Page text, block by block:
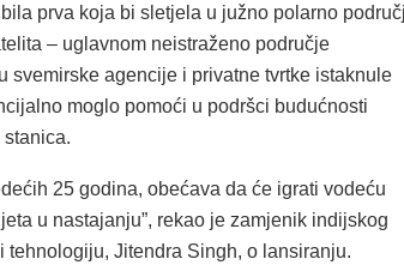
prva koja bi sletjela u južno polarno
– uglavnom neistraženo područje
svemirske agencije i privatne tvrtke istaknule
moglo pomoći u podršci budućnosti
25 godina, obećava da će igrati vodeću
u nastajanju”, rekao je zamjenik indijskog
tehnologiju, Jitendra Singh, o lansiranju.